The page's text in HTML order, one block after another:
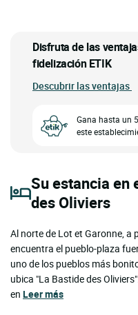
Disfruta de las
fidelización ETIK
Descubrir las ventajas
Gana hasta un
este
Su estancia en
des Oliviers
Al norte de Lot et Garonne, a
encuentra el pueblo-plaza
uno de los pueblos más
ubica "La Bastide des
en Leer más